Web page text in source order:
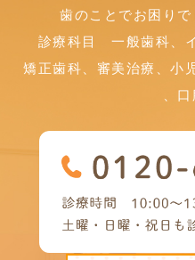
歯のことでお困りで
診療科目 一般歯科、
矯正歯科、審美治療、小
、